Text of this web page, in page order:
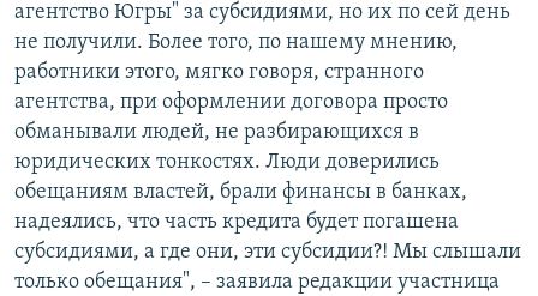
агентство Югры" за субсидиями, но их по сей день
не получили. Более того, по нашему мнению,
работники этого, мягко говоря, странного
агентства, при оформлении договора просто
обманывали людей, не разбирающихся в
юридических тонкостях. Люди доверились
обещаниям властей, брали финансы в банках,
надеялись, что часть кредита будет погашена
субсидиями, а где они, эти субсидии?! Мы слышали
только обещания", – заявила редакции участница